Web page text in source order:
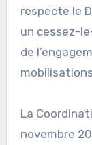
respecte le
un cessez-
de
La
novembre